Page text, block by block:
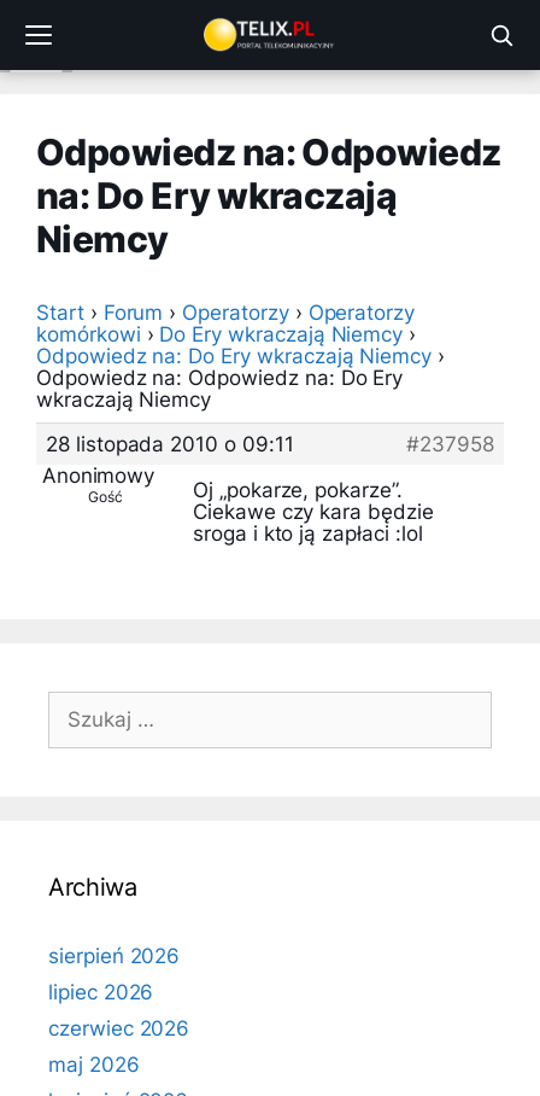
treści
Odpowiedz na: Odpowiedz
na: Do Ery wkraczają
Niemcy
Start › Forum › Operatorzy › Operatorzy
komórkowi › Do Ery wkraczają Niemcy ›
Odpowiedz na: Do Ery wkraczają Niemcy ›
Odpowiedz na: Odpowiedz na: Do Ery
wkraczają Niemcy
28 listopada 2010 o 09:11
#237958
Anonimowy
Gość
Oj „pokarze, pokarze”.
Ciekawe czy kara będzie
sroga i kto ją zapłaci :lol
Szukaj:
Archiwa
sierpień 2026
lipiec 2026
czerwiec 2026
maj 2026